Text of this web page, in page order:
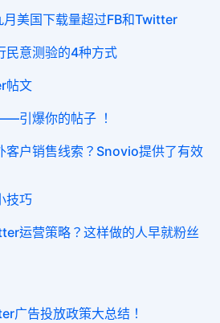
美国下载量超过FB和Twitter
意测验的4种方式
帖文
引爆你的帖子 ！
客户销售线索？Snovio提供了有效
技巧
运营策略？这样做的人早就粉丝
广告投放政策大总结！